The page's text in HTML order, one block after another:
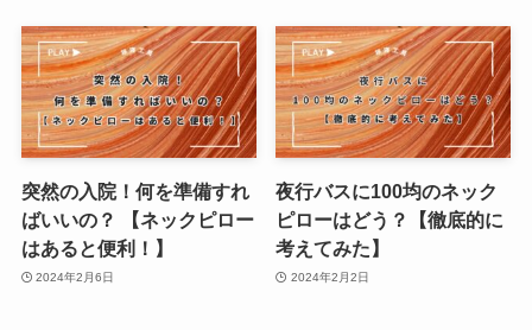
突然の入院！何を準備すれ
ばいいの？ 【ネックピロー
はあると便利！】
2024年2月6日
夜行バスに100均のネック
ピローはどう？【徹底的に
考えてみた】
2024年2月2日